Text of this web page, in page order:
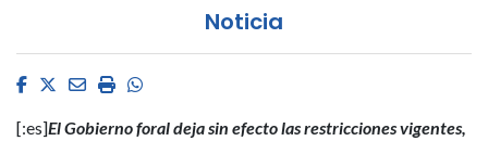
Noticia
Facebook
Twitter
EmailImprimirWhatsapp
[:es]El Gobierno foral deja sin efecto las restricciones vigentes,